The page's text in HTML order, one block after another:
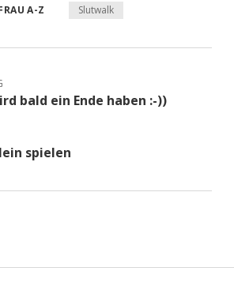
A-Z Slutwalk
bald ein Ende haben :-))
spielen